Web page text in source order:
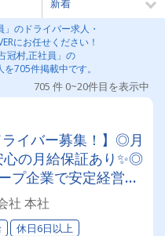
」のドライバー求人・
にお任せください！
冠村,正社員」の
705件掲載中です。
705 件 0~20件目を表示中
ライバー募集！】◎月
の月給保証あり✨◎
プ企業で安定経営◎
両＆同乗研修あり！
社 本社
休日6日以上